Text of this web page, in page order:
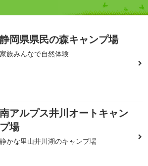
静岡県県民の森キャンプ場
家族みんなで自然体験
南アルプス井川オートキャン
プ場
静かな里山井川湖のキャンプ場